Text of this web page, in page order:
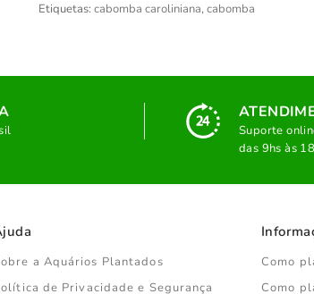
Etiquetas: cabomba caroliniana, cabomba
Suporte
das 9hs às
a Aquários Plantados
de Privacidade e Segurança
Como
Como